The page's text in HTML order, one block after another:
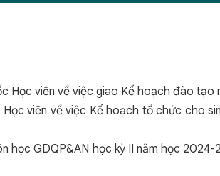
Học viện về việc giao Kế hoạch đào
viện về việc Kế hoạch tổ chức cho
GDQP&AN học kỳ II năm học